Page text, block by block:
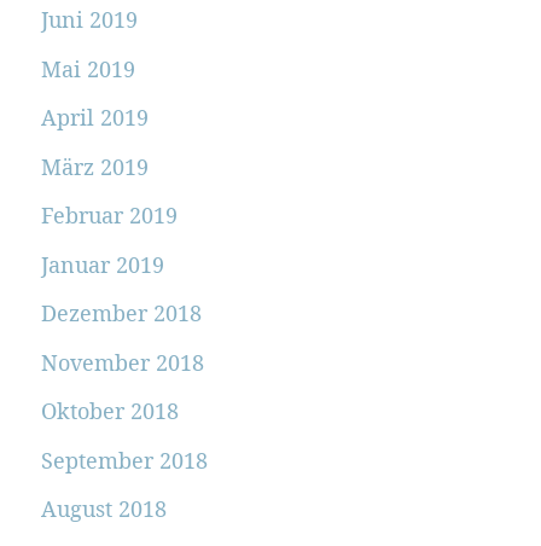
Juni 2019
Mai 2019
April 2019
März 2019
Februar 2019
Januar 2019
Dezember 2018
November 2018
Oktober 2018
September 2018
August 2018